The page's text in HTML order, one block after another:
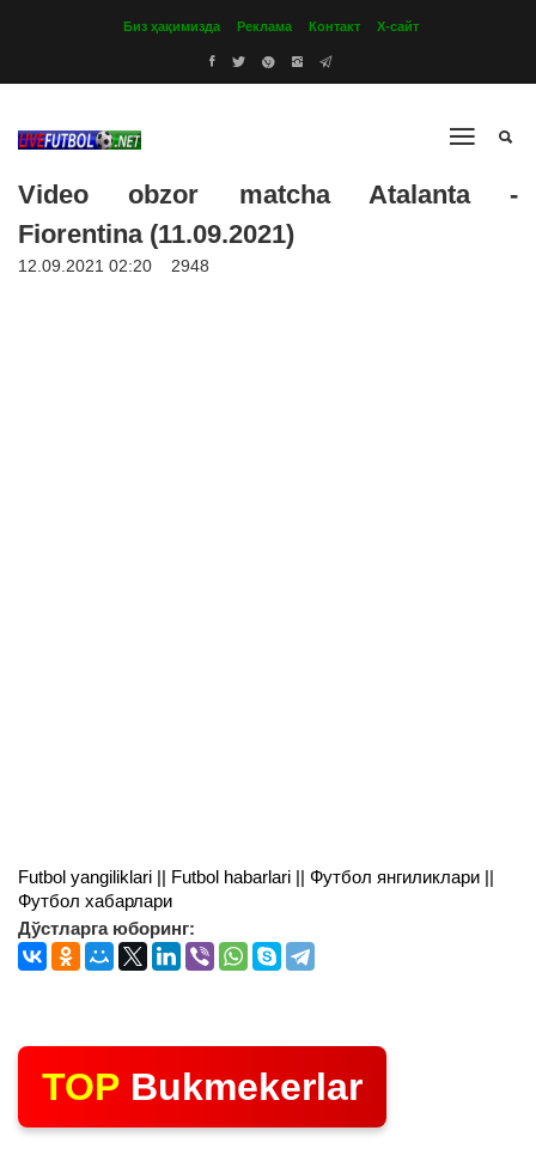
Биз ҳақимизда Реклама Контакт Х-сайт
Video obzor matcha Atalanta -
Fiorentina (11.09.2021)
12.09.2021 02:20 2948
Futbol yangiliklari || Futbol habarlari || Футбол янгиликлари ||
Футбол хабарлари
Дўстларга юборинг:
TOP Bukmekerlar